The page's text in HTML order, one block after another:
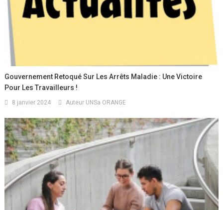
Gouvernement Retoqué Sur Les Arrêts Maladie : Une Victoire
Pour Les Travailleurs !
8 janvier 2024 Auteur UNSa ORANGE